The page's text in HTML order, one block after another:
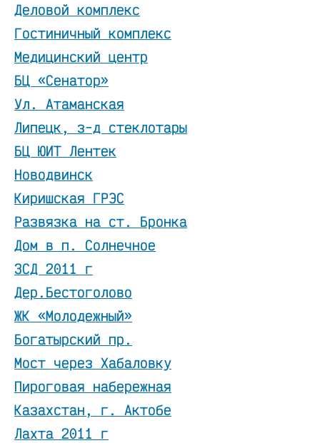
Деловой комплекс
Гостиничный комплекс
Медицинский центр
БЦ «Сенатор»
Ул. Атаманская
Липецк, з-д стеклотары
БЦ ЮИТ Лентек
Новодвинск
Киришская ГРЭС
Развязка на ст. Бронка
Дом в п. Солнечное
ЗСД 2011 г
Дер.Бестоголово
ЖК «Молодежный»
Богатырский пр.
Мост через Хабаловку
Пироговая набережная
Казахстан, г. Актобе
Лахта 2011 г